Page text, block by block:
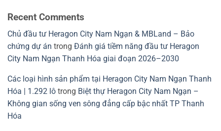
Recent Comments
Chủ đầu tư Heragon City Nam Ngạn & MBLand – Bảo
chứng dự án trong Đánh giá tiềm năng đầu tư Heragon
City Nam Ngạn Thanh Hóa giai đoạn 2026–2030
Các loại hình sản phẩm tại Heragon City Nam Ngạn Thanh
Hóa | 1.292 lô trong Biệt thự Heragon City Nam Ngạn –
Không gian sống ven sông đẳng cấp bậc nhất TP Thanh
Hóa